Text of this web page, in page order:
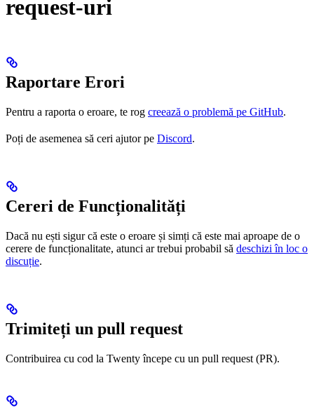
request-uri
Raportare Erori
Pentru a raporta o eroare, te rog creează o problemă pe GitHub.
Poți de asemenea să ceri ajutor pe Discord.
Cereri de Funcționalități
Dacă nu ești sigur că este o eroare și simți că este mai aproape de o
cerere de funcționalitate, atunci ar trebui probabil să deschizi în loc o
discuție.
Trimiteți un pull request
Contribuirea cu cod la Twenty începe cu un pull request (PR).